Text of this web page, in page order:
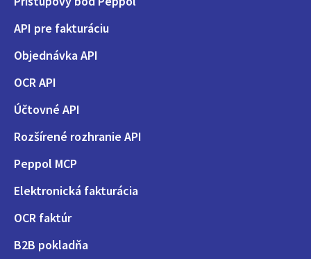
API pre fakturáciu
Objednávka API
OCR API
Účtovné API
Rozšírené rozhranie API
Peppol MCP
Elektronická fakturácia
OCR faktúr
B2B pokladňa